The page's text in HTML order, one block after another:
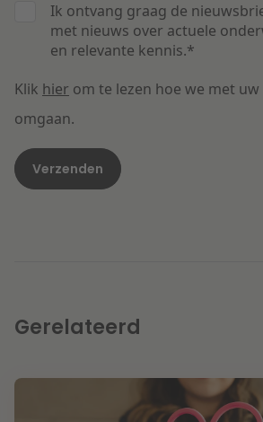
Ik ontvang graag de
met nieuws over actuele
en relevante kennis.*
Klik hier om te lezen hoe we met uw
omgaan.
Gerelateerd